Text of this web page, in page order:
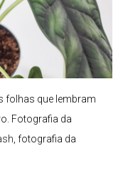
folhas que lembram
Fotografia da
, fotografia da